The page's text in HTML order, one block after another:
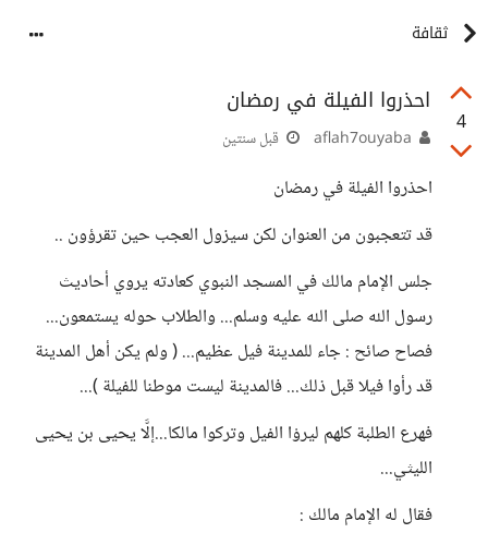
ثقافة
4
احذروا الفيلة في رمضان
قبل سنتين
احذروا الفيلة في رمضان
قد تتعجبون من العنوان لكن سيزول العجب حين تقرؤون ..
جلس الإمام مالك في المسجد النبوي كعادته يروي أحاديث
رسول الله صلى الله عليه وسلم... والطلاب حوله يستمعون...
فصاح صائح : جاء للمدينة فيل عظيم... ( ولم يكن أهل المدينة
قد رأوا فيلا قبل ذلك... فالمدينة ليست موطنا للفيلة )...
فهرع الطلبة كلهم ليروْا الفيل وتركوا مالكا...إلَّا يحيى بن يحيى
الليثي...
️فقال له الإمام مالك :